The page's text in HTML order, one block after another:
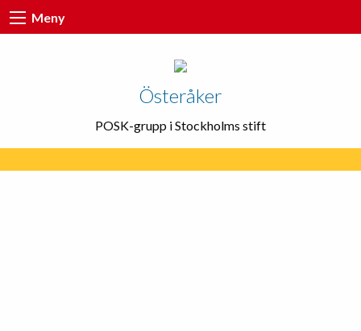
Meny
Österåker
POSK-grupp i Stockholms stift